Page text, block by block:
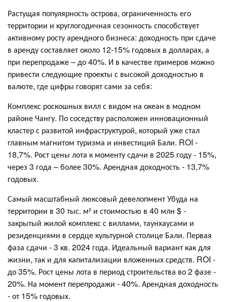
Растущая популярность острова, ограниченность его
территории и круглогодичная сезонность способствует
активному росту арендного бизнеса: доходность при сдаче
в аренду составляет около 12-15% годовых в долларах, а
при перепродаже – до 40%. И в качестве примеров можно
привести следующие проекты с высокой доходностью в
валюте, где цифры говорят сами за себя:
Комплекс роскошных вилл с видом на океан в модном
районе Чангу. По соседству расположен инновационный
кластер с развитой инфраструктурой, который уже стал
главным магнитом туризма и инвестиций Бали. ROI -
18,7%. Рост цены лота к моменту сдачи в 2025 году - 15%,
через 3 года – более 30%. Арендная доходность - 13,7%
годовых.
Самый масштабный люксовый девелопмент Убуда на
территории в 30 тыс. м² и стоимостью в 40 млн $ -
закрытый жилой комплекс с виллами, таунхаусами и
резиденциями в сердце культурной столице Бали. Первая
фаза сдачи - 3 кв. 2024 года. Идеальный вариант как для
жизни, так и для капитализации вложенных средств. ROI -
до 35%. Рост цены лота в период строительства во 2 фазе -
20%. На момент перепродажи - 40%. Арендная доходность
- от 15% годовых.